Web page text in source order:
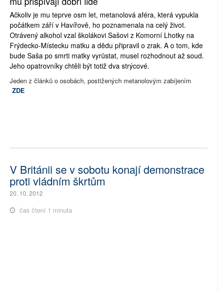
Ačkoliv je mu teprve osm let, metanolová aféra, která vypukla
počátkem září v Havířově, ho poznamenala na celý život.
Otrávený alkohol vzal školákovi Sašovi z Komorní Lhotky na
Frýdecko-Místecku matku a dědu připravil o zrak. A o tom, kde
bude Saša po smrti matky vyrůstat, musel rozhodnout až soud.
Jeho opatrovníky chtěli být totiž dva strýcové.
Jeden z článků o osobách, postižených metanolovým zabíjením
ZDE
V Británii se v sobotu konají demonstrace
proti vládním škrtům
20. 10. 2012
čas čtení 1 minuta